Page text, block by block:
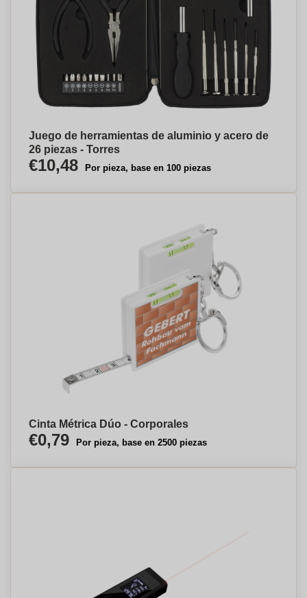
Juego de herramientas de aluminio y acero de
26 piezas - Torres
€10,48 Por pieza, base en 100 piezas
Cinta Métrica Dúo - Corporales
€0,79 Por pieza, base en 2500 piezas